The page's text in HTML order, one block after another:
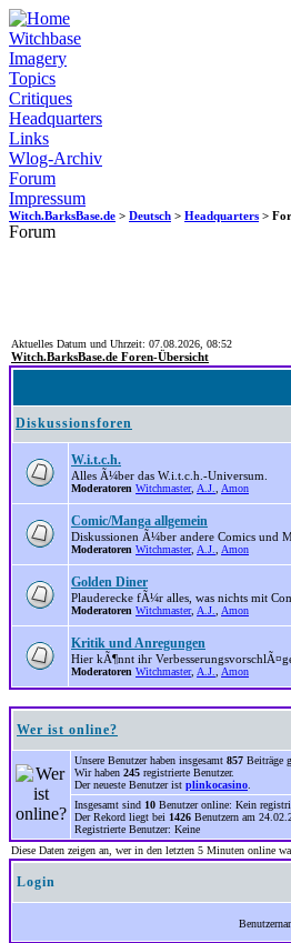
Witchbase
Imagery
Topics
Critiques
Headquarters
Links
Wlog-Archiv
Forum
Impressum
Witch.BarksBase.de > Deutsch > Headquarters >
Forum
Aktuelles Datum und Uhrzeit: 07.08.2026, 08:52
Witch.BarksBase.de Foren-Übersicht
Diskussionsforen
W.i.t.c.h.
Alles Ã¼ber das W.i.t.c.h.-Universum.
Moderatoren Witchmaster, A.J. Amon
Comic/Manga allgemein
Diskussionen Ã¼ber andere Comics und
Moderatoren Witchmaster, A.J. Amon
Golden Diner
Plauderecke fÃ¼r alles, was nichts mit
Moderatoren Witchmaster, A.J. Amon
Kritik und Anregungen
Hier kÃ¶nnt ihr
Moderatoren Witchmaster, A.J. Amon
Wer ist online?
Unsere Benutzer haben insgesamt 857 Beiträge
Wir haben 245 registrierte Benutzer.
Der neueste Benutzer ist plinkocasino
Insgesamt sind 10 Benutzer online: Kein
Der Rekord liegt bei 1426 Benutzern am
Registrierte Benutzer: Keine
Diese Daten zeigen an, wer in den letzten 5 Minuten online
Login